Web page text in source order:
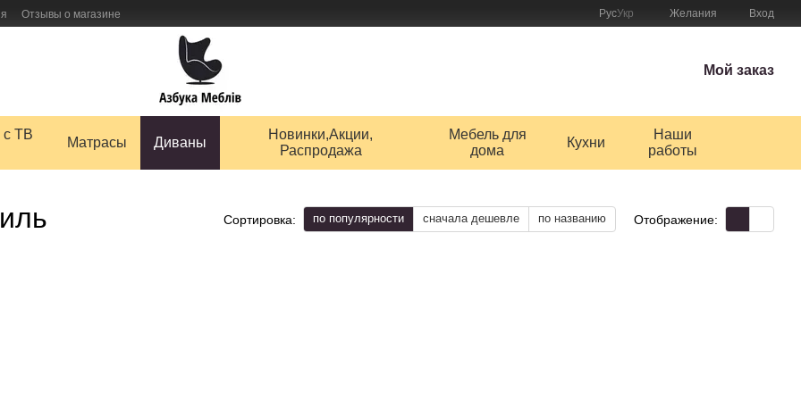
Отзывы о магазине
РусУкр Желания Вход
Мой заказ
ТВ
Матрасы Диваны
Новинки,Акции,
Распродажа
Мебель для
дома
Кухни
Наши
работы
Сортировка: по популярности сначала дешевле по названию Отображение: